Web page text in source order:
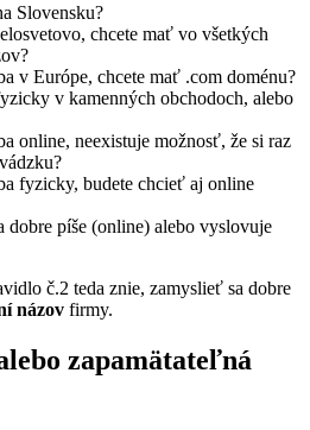
Slovensku?
chcete mať vo všetkých
v Európe, chcete mať .com doménu?
v kamenných obchodoch, alebo
online, neexistuje možnosť, že si raz
fyzicky, budete chcieť aj online
dobre píše (online) alebo vyslovuje
č.2 teda znie, zamyslieť sa dobre
názov firmy.
zapamätateľná